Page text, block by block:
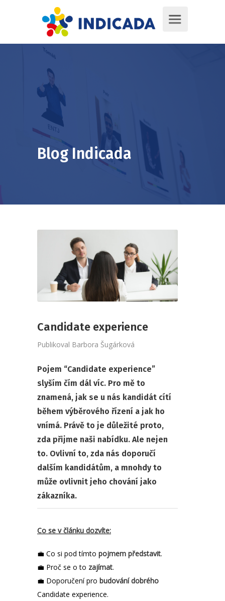
Blog Indicada
Candidate experience
Publikoval Barbora Šugárková
Pojem “Candidate experience”
slyším čím dál víc. Pro mě to
znamená, jak se u nás kandidát cítí
během výběrového řízení a jak ho
vnímá. Právě to je důležité proto,
zda přijme naši nabídku. Ale nejen
to. Ovlivní to, zda nás doporučí
dalším kandidátům, a mnohdy to
může ovlivnit jeho chování jako
zákazníka.
Co se v článku dozvíte:
💼 Co si pod tímto pojmem představit.
💼 Proč se o to zajímat.
💼 Doporučení pro budování dobrého
Candidate experience.